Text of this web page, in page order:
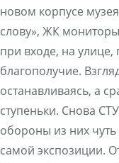
новом корпусе
слову», ЖК
при входе, на
благополучие.
останавливаясь, а
ступеньки. Снова
обороны из них
самой экспозиции.